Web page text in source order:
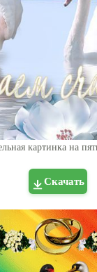
картинка на
Скачать